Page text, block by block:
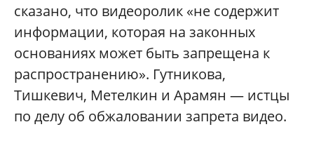
сказано, что видеоролик «не содержит
информации, которая на законных
основаниях может быть запрещена к
распространению». Гутникова,
Тишкевич, Метелкин и Арамян — истцы
по делу об обжаловании запрета видео.